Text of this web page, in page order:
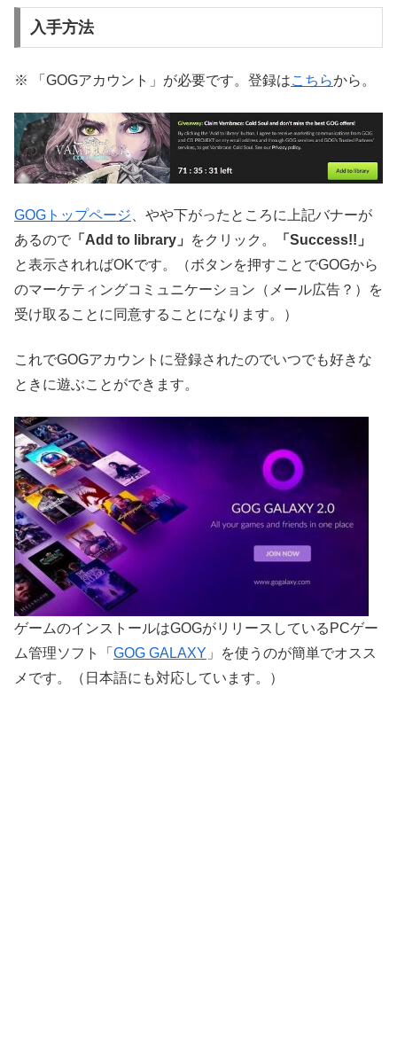
入手方法
※ 「GOGアカウント」が必要です。登録はこちらから。
GOGトップページ、やや下がったところに上記バナーが
あるので 「Add to library」 をクリック。
「Success!!」
と表示されればOKです。（ボタンを押すことでGOGから
のマーケティングコミュニケーション（メール広告？）を
受け取ることに同意することになります。）
これでGOGアカウントに登録されたのでいつでも好きな
ときに遊ぶことができます。
ゲームのインストールはGOGがリリースしているPCゲー
ム管理ソフト「 GOG GALAXY 」を使うのが簡単でオスス
メです。（日本語にも対応しています。）